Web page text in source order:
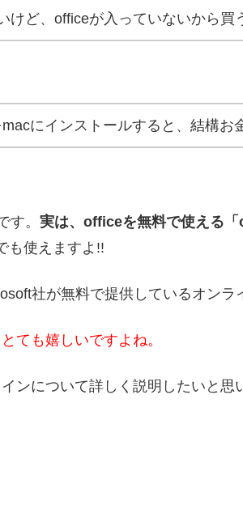
けど、officeが入っていないから買
にインストールすると、結構お
す。 実は、officeを無料で使える
も使えますよ!!
社が無料で提供しているオンラ
ても嬉しいですよね。
ンについて詳しく説明したいと思